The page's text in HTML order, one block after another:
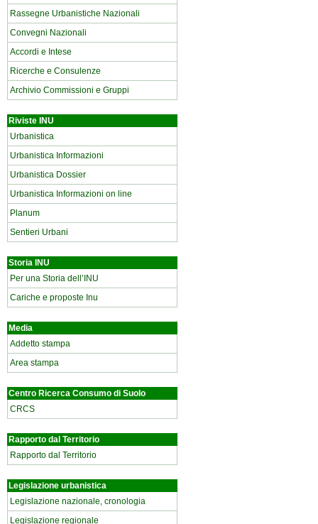
Rassegne Urbanistiche Nazionali
Convegni Nazionali
Accordi e Intese
Ricerche e Consulenze
Archivio Commissioni e Gruppi
Riviste INU
Urbanistica
Urbanistica Informazioni
Urbanistica Dossier
Urbanistica Informazioni on line
Planum
Sentieri Urbani
Storia INU
Per una Storia dell’INU
Cariche e proposte Inu
Media
Addetto stampa
Area stampa
Centro Ricerca Consumo di Suolo
CRCS
Rapporto dal Territorio
Rapporto dal Territorio
Legislazione urbanistica
Legislazione nazionale, cronologia
Legislazione regionale